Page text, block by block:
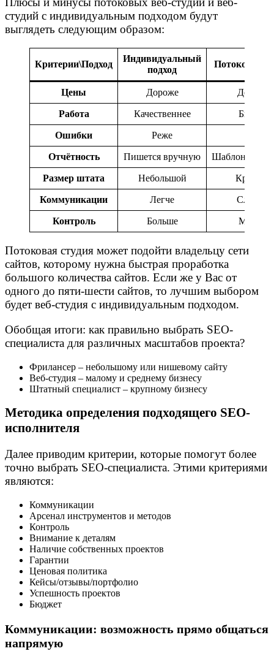
студий с индивидуальным подходом будут
выглядеть следующим образом:
Критерии\Подход
Индивидуальный
подход
Потоковый
Цены Дороже Дешевле
Работа Качественнее Быстрее
Ошибки Реже
Отчётность Пишется вручную
Размер штата Небольшой
Коммуникации Легче Сложнее
Контроль Больше Меньше
Потоковая студия может подойти владельцу сети
сайтов, которому нужна быстрая проработка
большого количества сайтов. Если же у Вас от
одного до пяти-шести сайтов, то лучшим выбором
будет веб-студия с индивидуальным подходом.
Обобщая итоги: как правильно выбрать SEO-
специалиста для различных масштабов проекта?
Фрилансер – небольшому или нишевому сайту
Веб-студия – малому и среднему бизнесу
Штатный специалист – крупному бизнесу
Методика определения подходящего SEO-
исполнителя
Далее приводим критерии, которые помогут более
точно выбрать SEO-специалиста. Этими критериями
являются:
Коммуникации
Арсенал инструментов и методов
Контроль
Внимание к деталям
Наличие собственных проектов
Гарантии
Ценовая политика
Кейсы/отзывы/портфолио
Успешность проектов
Бюджет
Коммуникации: возможность прямо общаться
напрямую